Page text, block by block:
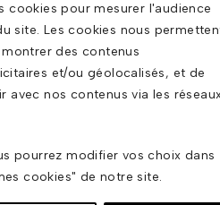
cookies pour mesurer l'audience
site. Les cookies nous
des contenus
et/ou géolocalisés, et de
avec nos contenus via les
pourrez modifier vos choix dans
cookies" de notre site.